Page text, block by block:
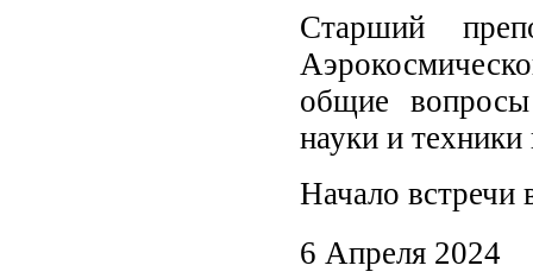
Старший
общие вопросы
науки и техники
Начало встречи
6 Апреля 2024